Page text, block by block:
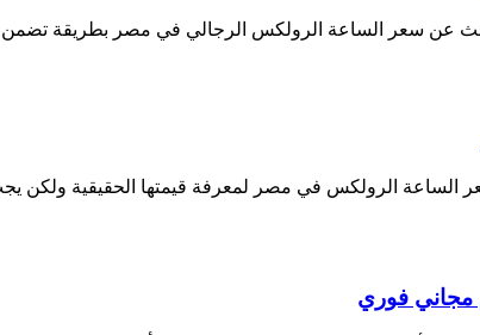
عن سعر الساعة الرولكس الرجالي في مصر بطريقة
الساعة الرولكس في مصر لمعرفة قيمتها الحقيقية ولكن
مجاني فوري